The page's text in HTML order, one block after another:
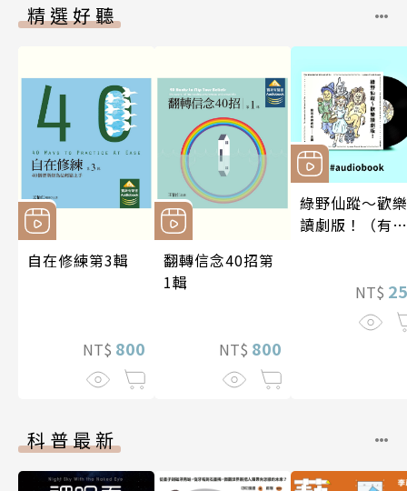
精選好聽
自在修練第3輯
NT$ 800
翻轉信念40招第
1輯
NT$ 800
綠野仙蹤～歡樂
讀劇版！（有聲
NT$
科普最新